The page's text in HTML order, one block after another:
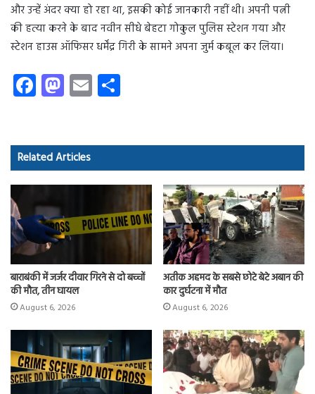
और उन्हें अंदर क्या हो रहा था, इसकी कोई जानकारी नहीं थी। अपनी पत्नी
की हत्या करने के बाद नवीन सीधे बेहटा गोकुल पुलिस स्टेशन गया और
स्टेशन हाउस ऑफिसर धर्मेंद्र गिरी के सामने अपना जुर्म कबूल कर लिया।
Fa
ce
o
ok
M
as
d
o
E
m
Related Articles
बाराबंकी में जर्जर दीवार गिरने से दो बच्चों
की मौत, तीन घायल
August 6, 2026
अतीक अहमद के सबसे छोटे बेटे अबान की
कार दुर्घटना में मौत
August 6, 2026